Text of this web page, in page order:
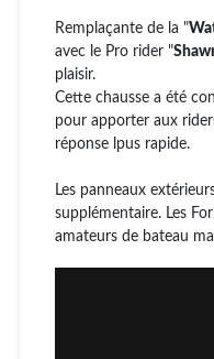
Remplaçante de la "
avec le Pro rider "
plaisir.
Cette chausse a été
pour apporter aux
réponse lpus rapide.
Les panneaux
supplémentaire. Les
amateurs de bateau